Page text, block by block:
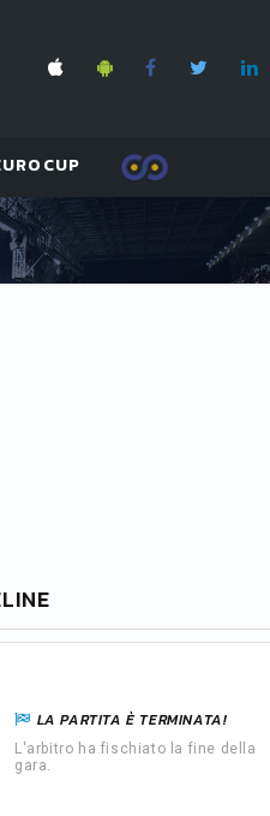
LA PARTITA È TERMINATA!
L'arbitro ha fischiato la fine della
gara.